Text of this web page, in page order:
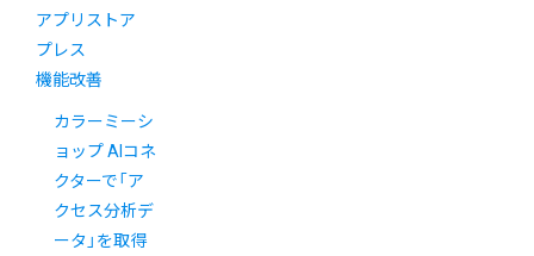
アプリストア
プレス
機能改善
カラーミーシ
ョップ AIコネ
クターで「ア
クセス分析デ
ータ」を取得